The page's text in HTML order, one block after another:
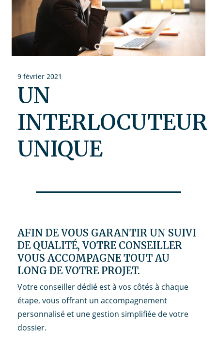
9 février 2021
UN
INTERLOCUTEUR
UNIQUE
AFIN DE VOUS GARANTIR UN SUIVI
DE QUALITÉ, VOTRE CONSEILLER
VOUS ACCOMPAGNE TOUT AU
LONG DE VOTRE PROJET.
Votre conseiller dédié est à vos côtés à chaque
étape, vous offrant un accompagnement
personnalisé et une gestion simplifiée de votre
dossier.